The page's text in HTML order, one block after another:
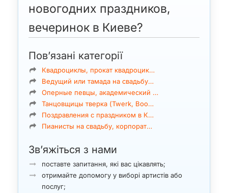
новогодних праздников,
вечеринок в Киеве?
Пов’язані категорії
Квадроциклы, прокат квадроцик…
Ведущий или тамада на свадьбу…
Оперные певцы, академический …
Танцовщицы тверка (Twerk, Boo…
Поздравления с праздником в К…
Пианисты на свадьбу, корпорат…
Зв’яжіться з нами
поставте запитання, які вас цікавлять;
отримайте допомогу у виборі артистів або
послуг;